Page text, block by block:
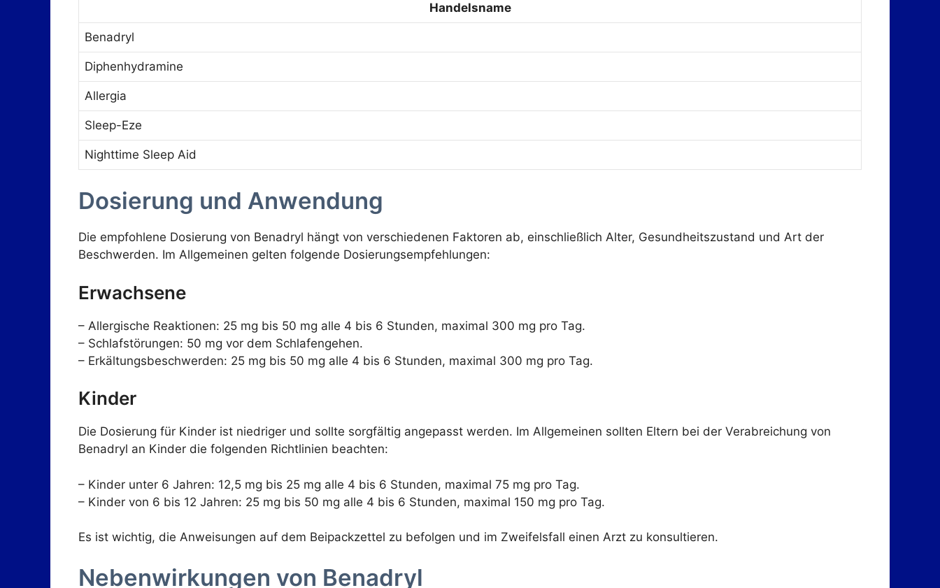
Handelsname
Benadryl
Diphenhydramine
Allergia
Sleep-Eze
Nighttime Sleep Aid
Dosierung und Anwendung
Die empfohlene Dosierung von Benadryl hängt von verschiedenen Faktoren ab, einschließlich Alter, Gesundheitszustand und Art der
Beschwerden. Im Allgemeinen gelten folgende Dosierungsempfehlungen:
Erwachsene
– Allergische Reaktionen: 25 mg bis 50 mg alle 4 bis 6 Stunden, maximal 300 mg pro Tag.
– Schlafstörungen: 50 mg vor dem Schlafengehen.
– Erkältungsbeschwerden: 25 mg bis 50 mg alle 4 bis 6 Stunden, maximal 300 mg pro Tag.
Kinder
Die Dosierung für Kinder ist niedriger und sollte sorgfältig angepasst werden. Im Allgemeinen sollten Eltern bei der Verabreichung von
Benadryl an Kinder die folgenden Richtlinien beachten:
– Kinder unter 6 Jahren: 12,5 mg bis 25 mg alle 4 bis 6 Stunden, maximal 75 mg pro Tag.
– Kinder von 6 bis 12 Jahren: 25 mg bis 50 mg alle 4 bis 6 Stunden, maximal 150 mg pro Tag.
Es ist wichtig, die Anweisungen auf dem Beipackzettel zu befolgen und im Zweifelsfall einen Arzt zu konsultieren.
Nebenwirkungen von Benadryl